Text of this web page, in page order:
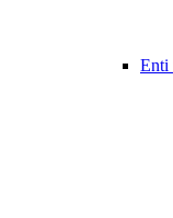
Enti